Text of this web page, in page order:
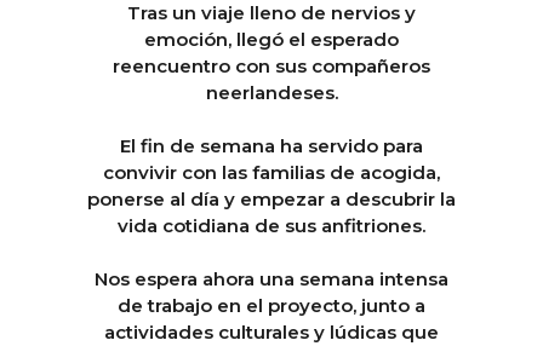
Tras un viaje lleno de nervios y
emoción, llegó el esperado
reencuentro con sus compañeros
neerlandeses.
El fin de semana ha servido para
convivir con las familias de acogida,
ponerse al día y empezar a descubrir la
vida cotidiana de sus anfitriones.
Nos espera ahora una semana intensa
de trabajo en el proyecto, junto a
actividades culturales y lúdicas que